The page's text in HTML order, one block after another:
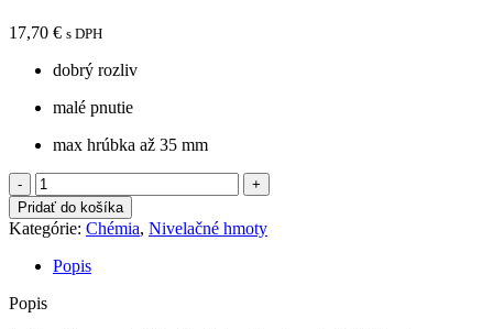
17,70 € s DPH
dobrý rozliv
malé pnutie
max hrúbka až 35 mm
množstvo
Nivelačná
hmota
TopLevel
ST
Pridať do košíka
Kategórie: Chémia, Nivelačné hmoty
Popis
Popis